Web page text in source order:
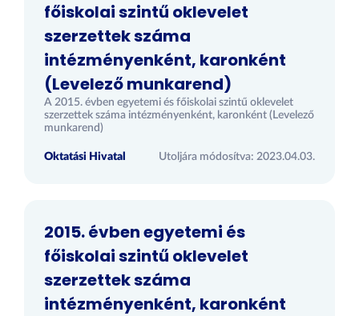
főiskolai szintű oklevelet
szerzettek száma
intézményenként, karonként
(Levelező munkarend)
A 2015. évben egyetemi és főiskolai szintű oklevelet
szerzettek száma intézményenként, karonként (Levelező
munkarend)
Oktatási Hivatal Utoljára módosítva: 2023.04.03.
2015. évben egyetemi és
főiskolai szintű oklevelet
szerzettek száma
intézményenként, karonként